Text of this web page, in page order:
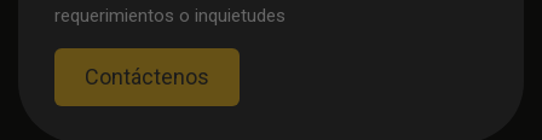
requerimientos o inquietudes
Contáctenos